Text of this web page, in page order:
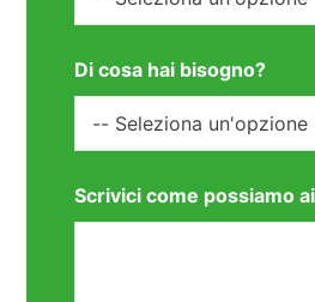
Di cosa hai bisogno?
Scrivici come possiamo